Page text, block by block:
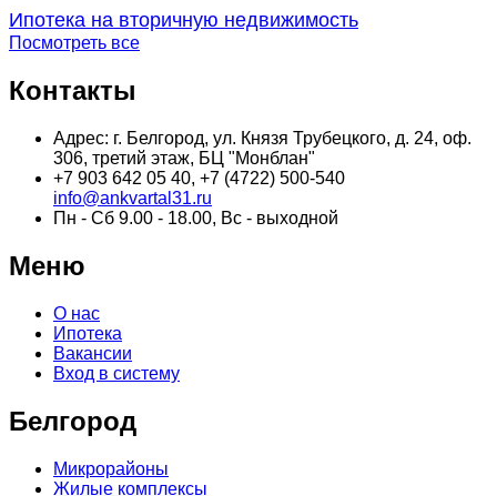
Ипотека на вторичную недвижимость
Посмотреть все
Контакты
Адрес: г. Белгород, ул. Князя Трубецкого, д. 24, оф.
306, третий этаж, БЦ "Монблан"
+7 903 642 05 40, +7 (4722) 500-540
info@ankvartal31.ru
Пн - Сб 9.00 - 18.00, Вс - выходной
Меню
О нас
Ипотека
Вакансии
Вход в систему
Белгород
Микрорайоны
Жилые комплексы